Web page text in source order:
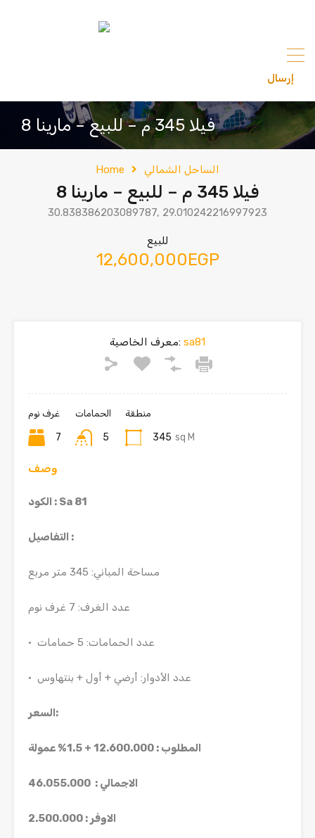
إرسال
فيلا 345 م – للبيع – مارينا 8
Home الساحل الشمالي
فيلا 345 م – للبيع – مارينا 8
30.838386203089787, 29.010242216997923
للبيع
12,600,000EGP
معرف الخاصية: sa81
غرف نوم
7
الحمامات
5
منطقة
345 sq M
وصف
الكود : Sa 81
التفاصيل :
مساحة المباني: 345 متر مربع
عدد الغرف: 7 غرف نوم
· عدد الحمامات: 5 حمامات
· عدد الأدوار: أرضي + أول + بنتهاوس
السعر:
المطلوب : 12.600.000 + 1.5% عمولة
الاجمالي : 46.055.000
الاوفر : 2.500.000